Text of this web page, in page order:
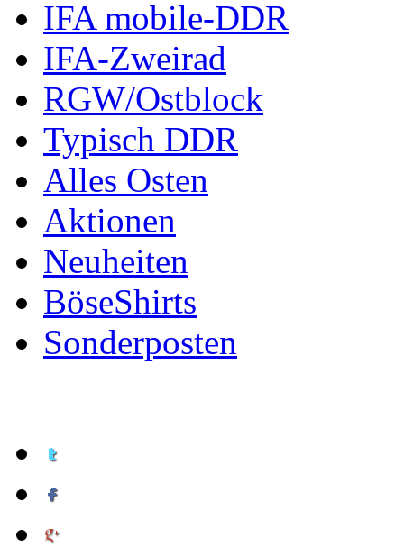
IFA mobile-DDR
IFA-Zweirad
RGW/Ostblock
Typisch DDR
Alles Osten
Aktionen
Neuheiten
BöseShirts
Sonderposten